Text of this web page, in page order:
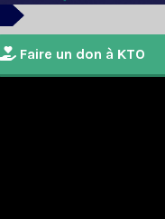
Faire un don à KTO